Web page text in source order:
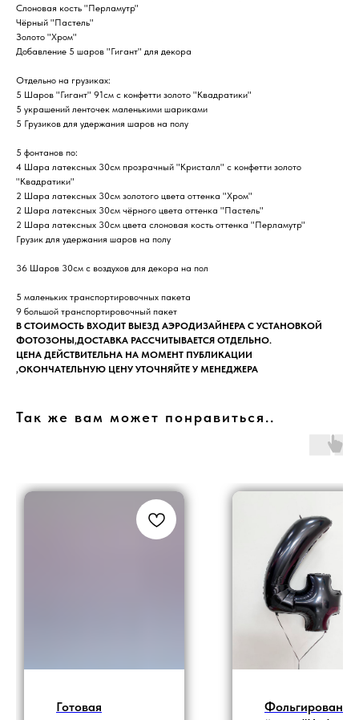
Слоновая кость "Перламутр"
Чёрный "Пастель"
Золото "Хром"
Добавление 5 шаров "Гигант" для декора
Отдельно на грузиках:
5 Шаров "Гигант" 91см с конфетти золото "Квадратики"
5 украшений ленточек маленькими шариками
5 Грузиков для удержания шаров на полу
5 фонтанов по:
4 Шара латексных 30см прозрачный "Кристалл" с конфетти золото
"Квадратики"
2 Шара латексных 30см золотого цвета оттенка "Хром"
2 Шара латексных 30см чёрного цвета оттенка "Пастель"
2 Шара латексных 30см цвета слоновая кость оттенка "Перламутр"
Грузик для удержания шаров на полу
36 Шаров 30см с воздухов для декора на пол
5 маленьких транспортировочных пакета
9 большой транспортировочный пакет
В СТОИМОСТЬ ВХОДИТ ВЫЕЗД АЭРОДИЗАЙНЕРА С УСТАНОВКОЙ
ФОТОЗОНЫ,ДОСТАВКА РАССЧИТЫВАЕТСЯ ОТДЕЛЬНО.
ЦЕНА ДЕЙСТВИТЕЛЬНА НА МОМЕНТ ПУБЛИКАЦИИ
,ОКОНЧАТЕЛЬНУЮ ЦЕНУ УТОЧНЯЙТЕ У МЕНЕДЖЕРА
Так же вам может понравиться..
Готовая
Фольгированны